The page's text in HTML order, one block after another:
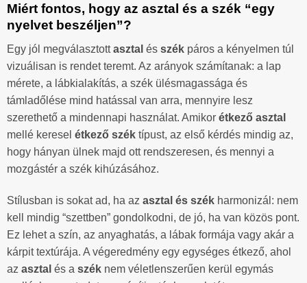
Miért fontos, hogy az asztal és a szék “egy
nyelvet beszéljen”?
Egy jól megválasztottasztal és szék páros a kényelmen túl
vizuálisan is rendet teremt. Az arányok számítanak: a lap
mérete, a lábkialakítás, a szék ülésmagassága és
támladőlése mind hatással van arra, mennyire lesz
szerethető a mindennapi használat. Amikor étkező asztal
mellé keresel étkező szék típust, az első kérdés mindig az,
hogy hányan ülnek majd ott rendszeresen, és mennyi a
mozgástér a szék kihúzásához.
Stílusban is sokat ad, ha az asztal és szék harmonizál: nem
kell mindig “szettben” gondolkodni, de jó, ha van közös pont.
Ez lehet a szín, az anyaghatás, a lábak formája vagy akár a
kárpit textúrája. A végeredmény egy egységes étkező, ahol
az asztal és a szék nem véletlenszerűen kerül egymás